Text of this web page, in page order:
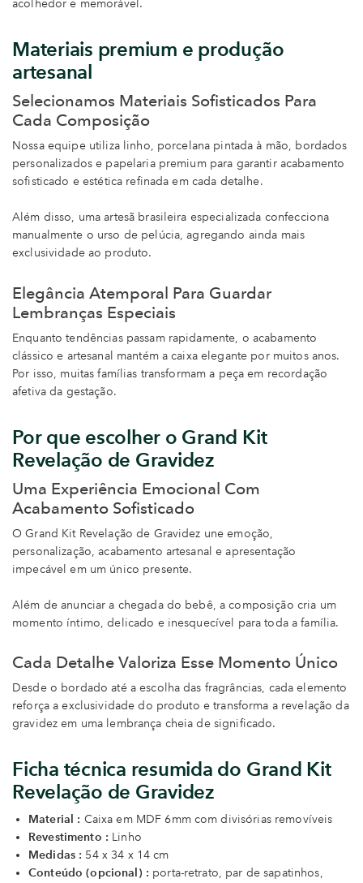
acolhedor e memorável.
Materiais premium e produção
artesanal
Selecionamos Materiais Sofisticados Para
Cada Composição
Nossa equipe utiliza linho, porcelana pintada à mão, bordados
personalizados e papelaria premium para garantir acabamento
sofisticado e estética refinada em cada detalhe.
Além disso, uma artesã brasileira especializada confecciona
manualmente o urso de pelúcia, agregando ainda mais
exclusividade ao produto.
Elegância Atemporal Para Guardar
Lembranças Especiais
Enquanto tendências passam rapidamente, o acabamento
clássico e artesanal mantém a caixa elegante por muitos anos.
Por isso, muitas famílias transformam a peça em recordação
afetiva da gestação.
Por que escolher o Grand Kit
Revelação de Gravidez
Uma Experiência Emocional Com
Acabamento Sofisticado
O Grand Kit Revelação de Gravidez une emoção,
personalização, acabamento artesanal e apresentação
impecável em um único presente.
Além de anunciar a chegada do bebê, a composição cria um
momento íntimo, delicado e inesquecível para toda a família.
Cada Detalhe Valoriza Esse Momento Único
Desde o bordado até a escolha das fragrâncias, cada elemento
reforça a exclusividade do produto e transforma a revelação da
gravidez em uma lembrança cheia de significado.
Ficha técnica resumida do Grand Kit
Revelação de Gravidez
Material : Caixa em MDF 6mm com divisórias removíveis
Revestimento : Linho
Medidas : 54 x 34 x 14 cm
Conteúdo (opcional) : porta-retrato, par de sapatinhos,